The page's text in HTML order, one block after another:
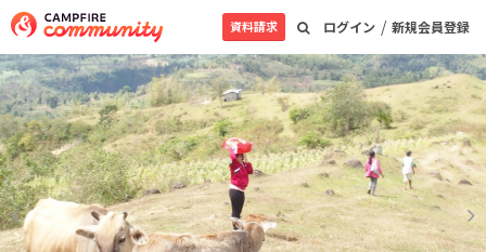
ログイン / 新規会員登録
資料請求